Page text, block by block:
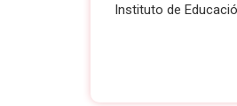
Instituto de